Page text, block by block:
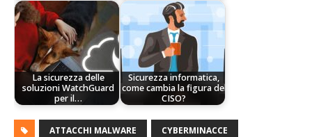
La sicurezza delle
soluzioni WatchGuard
per il…
Sicurezza informatica,
come cambia la figura del
CISO?
ATTACCHI MALWARE CYBERMINACCE